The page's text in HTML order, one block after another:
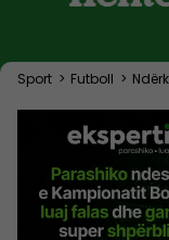
Sport > Futboll >